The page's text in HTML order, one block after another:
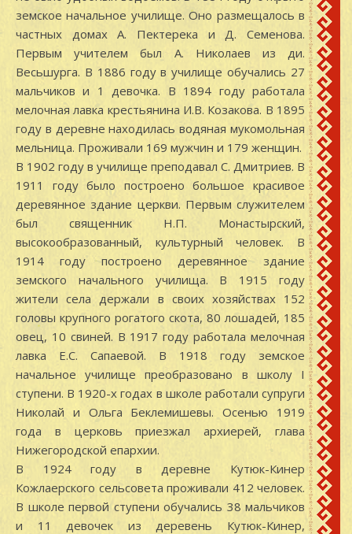
земское начальное училище. Оно размещалось в
частных домах А. Пектерека и Д. Семенова.
Первым учителем был А. Николаев из ди.
Весьшурга. В 1886 году в училище обучались 27
мальчиков и 1 девочка. В 1894 году работала
мелочная лавка крестьянина И.В. Козакова. В 1895
году в деревне находилась водяная мукомольная
мельница. Проживали 169 мужчин и 179 женщин.
В 1902 году в училище преподавал С. Дмитриев. В
1911 году было построено большое красивое
деревянное здание церкви. Первым служителем
был священник Н.П. Монастырский,
высокообразованный, культурный человек. В
1914 году построено деревянное здание
земского начального училища. В 1915 году
жители села держали в своих хозяйствах 152
головы крупного рогатого скота, 80 лошадей, 185
овец, 10 свиней. В 1917 году работала мелочная
лавка Е.С. Сапаевой. В 1918 году земское
начальное училище преобразовано в школу I
ступени. В 1920-х годах в школе работали супруги
Николай и Ольга Беклемишевы. Осенью 1919
года в церковь приезжал архиерей, глава
Нижегородской епархии.
В 1924 году в деревне Кутюк-Кинер
Кожлаерского сельсовета проживали 412 человек.
В школе первой ступени обучались 38 мальчиков
и 11 девочек из деревень Кутюк-Кинер,